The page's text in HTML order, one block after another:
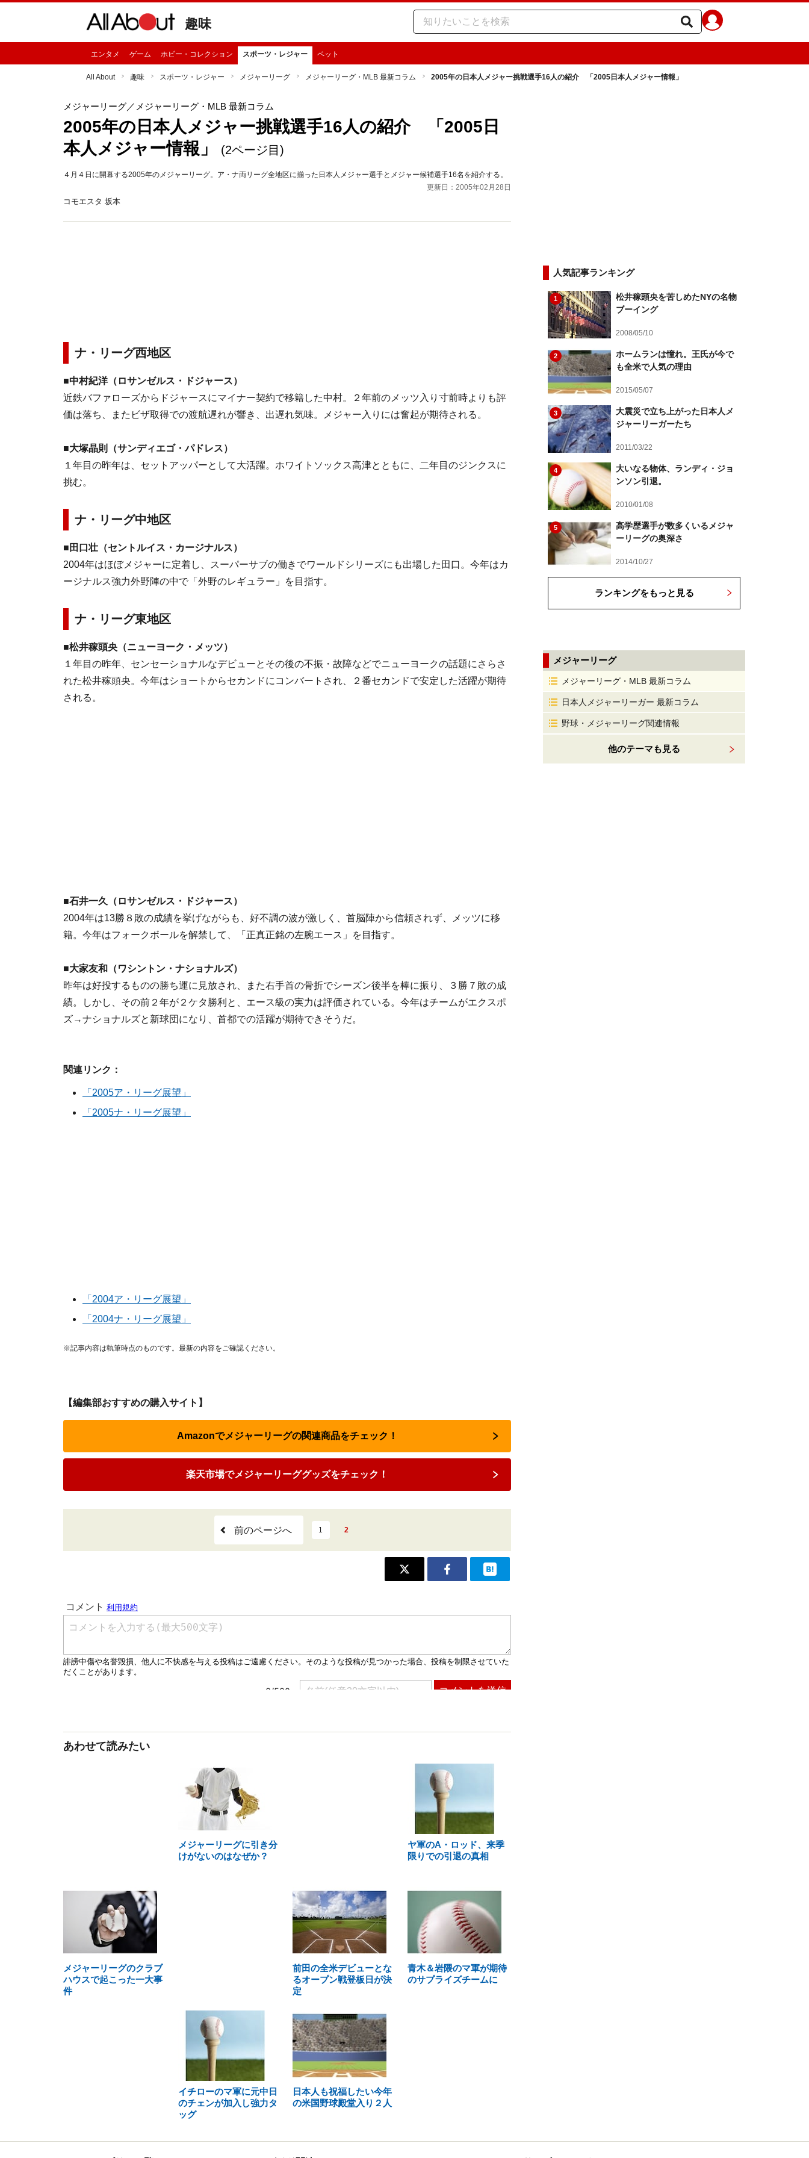
趣味
エンタメ ゲーム ホビー・コレクション スポーツ・レジャー ペット
All About 趣味 スポーツ・レジャー メジャーリーグ メジャーリーグ・MLB 最新コラム 2005年の日本人メジャー挑戦選手16人の紹介 「2005日本人メジャー情報」
メジャーリーグ／メジャーリーグ・MLB 最新コラム
2005年の日本人メジャー挑戦選手16人の紹介 「2005日
本人メジャー情報」
(2ページ目)
４月４日に開幕する2005年のメジャーリーグ。ア・ナ両リーグ全地区に揃った日本人メジャー選手とメジャー候補選手16名を紹介する。
更新日：2005年02月28日
コモエスタ 坂本
ナ・リーグ西地区
■中村紀洋（ロサンゼルス・ドジャース）
近鉄バファローズからドジャースにマイナー契約で移籍した中村。２年前のメッツ入り寸前時よりも評
価は落ち、またビザ取得での渡航遅れが響き、出遅れ気味。メジャー入りには奮起が期待される。
■大塚晶則（サンディエゴ・パドレス）
１年目の昨年は、セットアッパーとして大活躍。ホワイトソックス高津とともに、二年目のジンクスに
挑む。
ナ・リーグ中地区
■田口壮（セントルイス・カージナルス）
2004年はほぼメジャーに定着し、スーパーサブの働きでワールドシリーズにも出場した田口。今年はカ
ージナルス強力外野陣の中で「外野のレギュラー」を目指す。
ナ・リーグ東地区
■松井稼頭央（ニューヨーク・メッツ）
１年目の昨年、センセーショナルなデビューとその後の不振・故障などでニューヨークの話題にさらさ
れた松井稼頭央。今年はショートからセカンドにコンバートされ、２番セカンドで安定した活躍が期待
される。
■石井一久（ロサンゼルス・ドジャース）
2004年は13勝８敗の成績を挙げながらも、好不調の波が激しく、首脳陣から信頼されず、メッツに移
籍。今年はフォークボールを解禁して、「正真正銘の左腕エース」を目指す。
■大家友和（ワシントン・ナショナルズ）
昨年は好投するものの勝ち運に見放され、また右手首の骨折でシーズン後半を棒に振り、３勝７敗の成
績。しかし、その前２年が２ケタ勝利と、エース級の実力は評価されている。今年はチームがエクスポ
ズ→ナショナルズと新球団になり、首都での活躍が期待できそうだ。
関連リンク：
「2005ア・リーグ展望」
「2005ナ・リーグ展望」
「2004ア・リーグ展望」
「2004ナ・リーグ展望」
※記事内容は執筆時点のものです。最新の内容をご確認ください。
【編集部おすすめの購入サイト】
Amazonでメジャーリーグの関連商品をチェック！
楽天市場でメジャーリーググッズをチェック！
前のページへ 1 2
あわせて読みたい
メジャーリーグに引き分
けがないのはなぜか？
ヤ軍のA・ロッド、来季
限りでの引退の真相
メジャーリーグのクラブ
ハウスで起こった一大事
件
前田の全米デビューとな
るオープン戦登板日が決
定
青木＆岩隈のマ軍が期待
のサプライズチームに
イチローのマ軍に元中日
のチェンが加入し強力タ
ッグ
日本人も祝福したい今年
の米国野球殿堂入り２人
人気記事ランキング
1
松井稼頭央を苦しめたNYの名物
ブーイング
2008/05/10
2
ホームランは憧れ。王氏が今で
も全米で人気の理由
2015/05/07
3
大震災で立ち上がった日本人メ
ジャーリーガーたち
2011/03/22
4
大いなる物体、ランディ・ジョ
ンソン引退。
2010/01/08
5
高学歴選手が数多くいるメジャ
ーリーグの奥深さ
2014/10/27
ランキングをもっと見る
メジャーリーグ
メジャーリーグ・MLB 最新コラム
日本人メジャーリーガー 最新コラム
野球・メジャーリーグ関連情報
他のテーマも見る